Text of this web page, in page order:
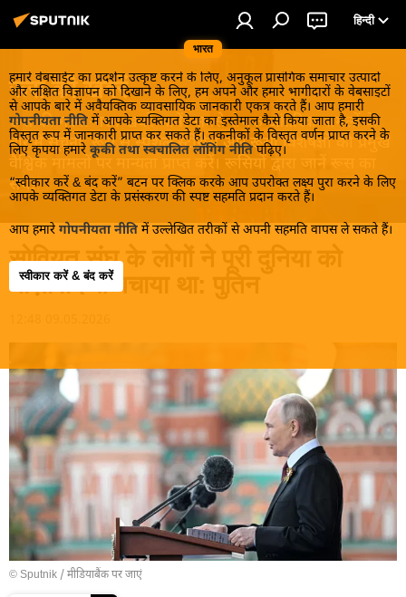
भारत
हिन्दी
हमारे वेबसाईट का प्रदर्शन उत्कृष्ट करने के लिए, अनुकूल प्रासंगिक समाचार उत्पादों
और लक्षित विज्ञापन को दिखाने के लिए, हम अपने और हमारे भागीदारों के वेबसाइटों
से आपके बारे में अवैयक्तिक व्यावसायिक जानकारी एकत्र करते हैं। आप हमारी
गोपनीयता नीति में आपके व्यक्तिगत डेटा का इस्तेमाल कैसे किया जाता है, इसकी
विस्तृत रूप में जानकारी प्राप्त कर सकते हैं। तकनीकों के विस्तृत वर्णन प्राप्त करने के
लिए कृपया हमारे कूकी तथा स्वचालित लॉगिंग नीति पढ़िए।
“स्वीकार करें & बंद करें” बटन पर क्लिक करके आप उपरोक्त लक्ष्य पुरा करने के लिए
आपके व्यक्तिगत डेटा के प्रसंस्करण की स्पष्ट सहमति प्रदान करते हैं।
आप हमारे गोपनीयता नीति में उल्लेखित तरीकों से अपनी सहमति वापस ले सकते हैं।
स्वीकार करें & बंद करें
रूस की खबरें
रूस की गरमा-गरम खबरें जानें! सबसे रोचक आंतरिक मामलों के
बारे में सूचना, रूस से स्पेशल स्टोरीस और रूसी विशेषज्ञों की प्रमुख
वैश्विक मामलों पर मान्यता प्राप्त करें। रूसियों द्वारा जानें रूस का
सच!
सोवियत संघ के लोगों ने पूरी दुनिया को
नाज़ीवाद से बचाया था: पुतिन
© Sputnik /मीडियाबैंक पर जाएं